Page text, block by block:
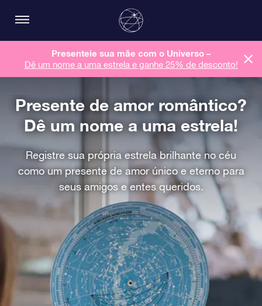
Presenteie sua mãe com o Universo –
Dê um nome a uma estrela e ganhe 25% de desconto!
Presente de amor romântico?
Dê um nome a uma estrela!
Registre sua própria estrela brilhante no céu
como um presente de amor único e eterno para
seus amigos e entes queridos.